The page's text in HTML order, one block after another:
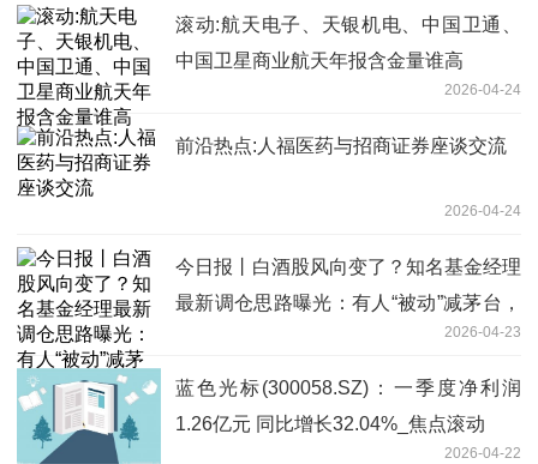
滚动:航天电子、天银机电、中国卫通、
中国卫星商业航天年报含金量谁高
2026-04-24
前沿热点:人福医药与招商证券座谈交流
2026-04-24
今日报丨白酒股风向变了？知名基金经理
最新调仓思路曝光：有人“被动”减茅台，
2026-04-23
蓝色光标(300058.SZ)：一季度净利润
1.26亿元 同比增长32.04%_焦点滚动
2026-04-22